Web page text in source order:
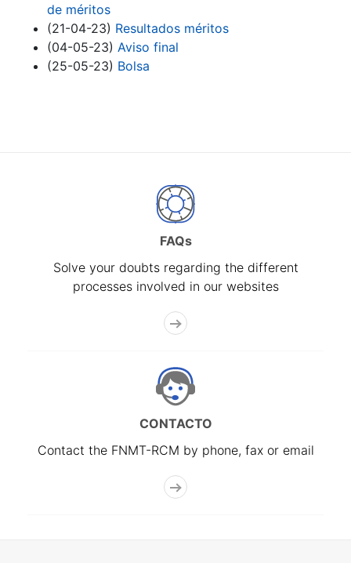
de méritos
(21-04-23) Resultados méritos
(04-05-23) Aviso final
(25-05-23) Bolsa
FAQs
Solve your doubts regarding the different
processes involved in our websites
CONTACTO
Contact the FNMT-RCM by phone, fax or email